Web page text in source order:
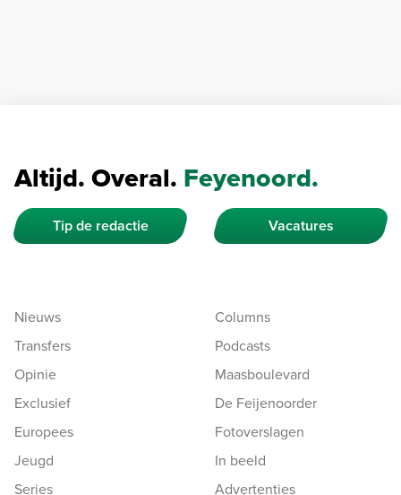
Altijd. Overal. Feyenoord.
Tip de redactie Vacatures
Nieuws
Transfers
Opinie
Exclusief
Europees
Jeugd
Series
Columns
Podcasts
Maasboulevard
De Feijenoorder
Fotoverslagen
In beeld
Advertenties